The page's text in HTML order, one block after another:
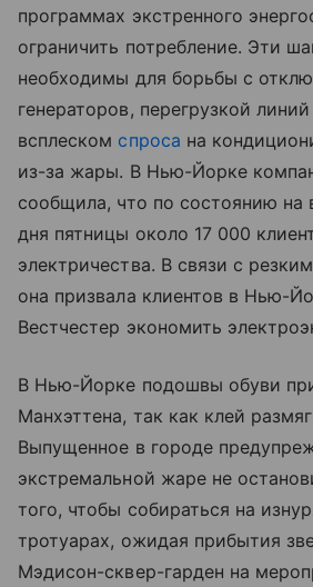
программах экстренного
ограничить потребление. Эти
необходимы для борьбы с
генераторов, перегрузкой
всплеском спроса на
из-за жары. В Нью-Йорке
сообщила, что по состоянию на
дня пятницы около 17 000
электричества. В связи с
она призвала клиентов в Нью-
Вестчестер экономить
В Нью-Йорке подошвы обуви
Манхэттена, так как клей
Выпущенное в городе
экстремальной жаре не
того, чтобы собираться на
тротуарах, ожидая прибытия
Мэдисон-сквер-гарден на